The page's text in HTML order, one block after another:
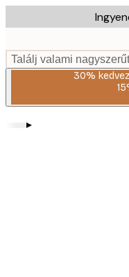
to
content.
Találj valami nagyszerűt
30%
▸